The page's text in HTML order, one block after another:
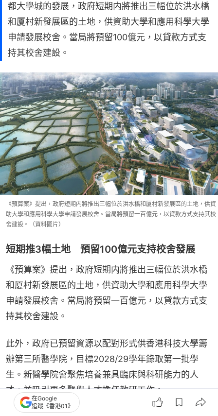
都大學城的發展，政府短期内將推出三幅位於洪水橋
和厦村新發展區的土地，供資助大學和應用科學大學
申請發展校舍。當局將預留100億元，以貸款方式支
持其校舍建設。
《預算案》提出，政府短期内將推出三幅位於洪水橋和厦村新發展區的土地，供資
助大學和應用科學大學申請發展校舍。當局將預留一百億元，以貸款方式支持其校
舍建設。（資料圖片）
短期推3幅土地 預留100億元支持校舍發展
《預算案》提出，政府短期内將推出三幅位於洪水橋
和厦村新發展區的土地，供資助大學和應用科學大學
申請發展校舍。當局將預留一百億元，以貸款方式支
持其校舍建設。
此外，政府已預留資源以配對形式供香港科技大學籌
辦第三所醫學院，目標2028/29學年錄取第一批學
生。新醫學院會聚焦培養兼具臨床與科研能力的人
才，並吸引更多醫學人才擔任教研工作。
在Google
追蹤《香港01》